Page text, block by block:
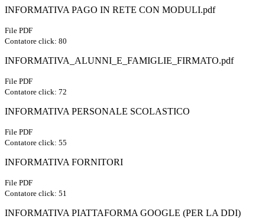
INFORMATIVA PAGO IN RETE CON MODULI.pdf
File PDF
Contatore click: 80
INFORMATIVA_ALUNNI_E_FAMIGLIE_FIRMATO.pdf
File PDF
Contatore click: 72
INFORMATIVA PERSONALE SCOLASTICO
File PDF
Contatore click: 55
INFORMATIVA FORNITORI
File PDF
Contatore click: 51
INFORMATIVA PIATTAFORMA GOOGLE (PER LA DDI)